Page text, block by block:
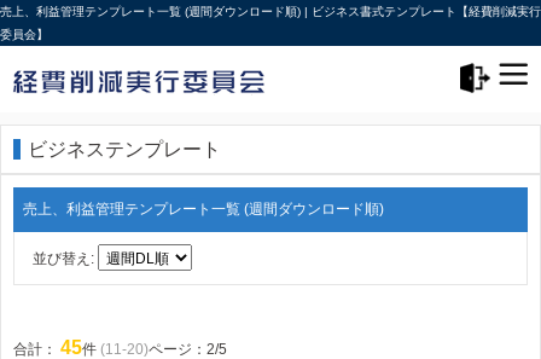
売上、利益管理テンプレート一覧 (週間ダウンロード順) | ビジネス書式テンプレート【経費削減実行
委員会】
ビジネステンプレート
売上、利益管理テンプレート一覧 (週間ダウンロード順)
並び替え:
合計： 45件 (11-20)ページ：2/5